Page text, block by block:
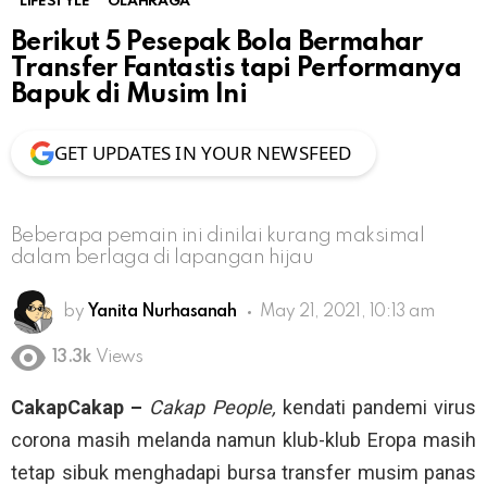
Berikut 5 Pesepak Bola Bermahar
Transfer Fantastis tapi Performanya
Bapuk di Musim Ini
GET UPDATES IN YOUR NEWSFEED
Beberapa pemain ini dinilai kurang maksimal
dalam berlaga di lapangan hijau
by Yanita Nurhasanah May 21, 2021, 10:13 am
13.3k Views
CakapCakap – Cakap People, kendati pandemi virus
corona masih melanda namun klub-klub Eropa masih
tetap sibuk menghadapi bursa transfer musim panas